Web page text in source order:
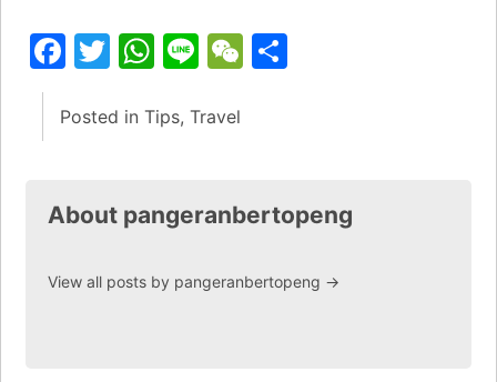
Facebook
Twitter
WhatsApp
LineWeChat
Posted in Tips, Travel
About pangeranbertopeng
View all posts by pangeranbertopeng →